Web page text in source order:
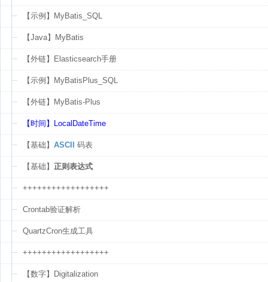
【示例】MyBatis_SQL
【Java】MyBatis
【外链】Elasticsearch手册
【示例】MyBatisPlus_SQL
【外链】MyBatis-Plus
【时间】LocalDateTime
【基础】 ASCII 码表
【基础】 正则表达式
++++++++++++++++++
Crontab验证解析
QuartzCron生成工具
++++++++++++++++++
【数字】Digitalization